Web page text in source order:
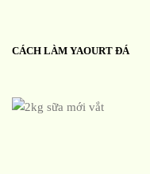
CÁCH LÀM YAOURT ĐÁ